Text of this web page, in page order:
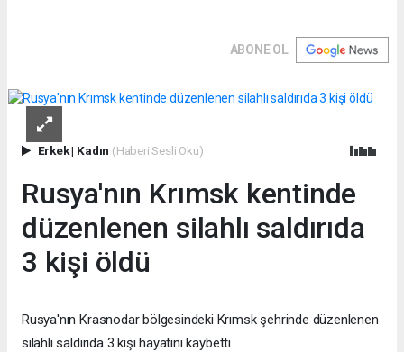
ABONE OL
Erkek| Kadın (Haberi Sesli Oku)
Rusya'nın Krımsk kentinde
düzenlenen silahlı saldırıda
3 kişi öldü
Rusya'nın Krasnodar bölgesindeki Krımsk şehrinde düzenlenen
silahlı saldırıda 3 kişi hayatını kaybetti.